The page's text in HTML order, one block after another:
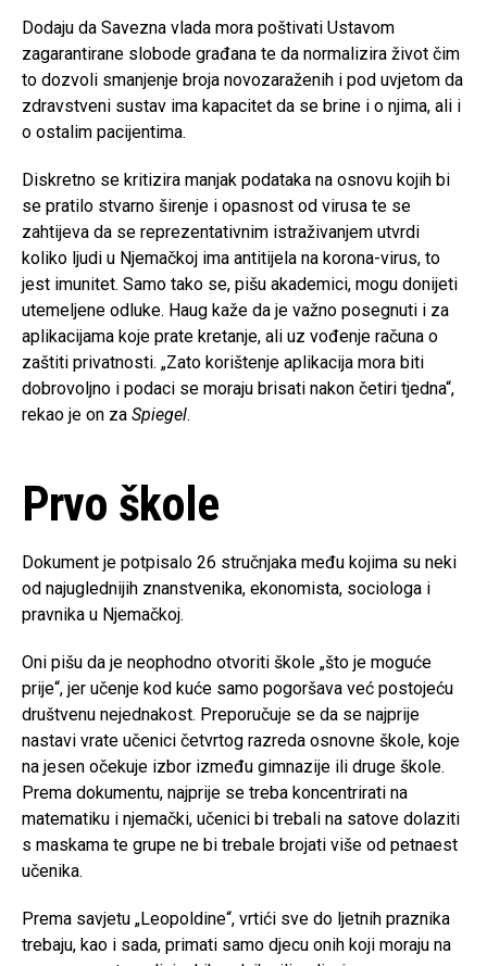
Dodaju da Savezna vlada mora poštivati Ustavom
zagarantirane slobode građana te da normalizira život čim
to dozvoli smanjenje broja novozaraženih i pod uvjetom da
zdravstveni sustav ima kapacitet da se brine i o njima, ali i
o ostalim pacijentima.
Diskretno se kritizira manjak podataka na osnovu kojih bi
se pratilo stvarno širenje i opasnost od virusa te se
zahtijeva da se reprezentativnim istraživanjem utvrdi
koliko ljudi u Njemačkoj ima antitijela na korona-virus, to
jest imunitet. Samo tako se, pišu akademici, mogu donijeti
utemeljene odluke. Haug kaže da je važno posegnuti i za
aplikacijama koje prate kretanje, ali uz vođenje računa o
zaštiti privatnosti. „Zato korištenje aplikacija mora biti
dobrovoljno i podaci se moraju brisati nakon četiri tjedna“,
rekao je on za Spiegel.
Prvo škole
Dokument je potpisalo 26 stručnjaka među kojima su neki
od najuglednijih znanstvenika, ekonomista, sociologa i
pravnika u Njemačkoj.
Oni pišu da je neophodno otvoriti škole „što je moguće
prije“, jer učenje kod kuće samo pogoršava već postojeću
društvenu nejednakost. Preporučuje se da se najprije
nastavi vrate učenici četvrtog razreda osnovne škole, koje
na jesen očekuje izbor između gimnazije ili druge škole.
Prema dokumentu, najprije se treba koncentrirati na
matematiku i njemački, učenici bi trebali na satove dolaziti
s maskama te grupe ne bi trebale brojati više od petnaest
učenika.
Prema savjetu „Leopoldine“, vrtići sve do ljetnih praznika
trebaju, kao i sada, primati samo djecu onih koji moraju na